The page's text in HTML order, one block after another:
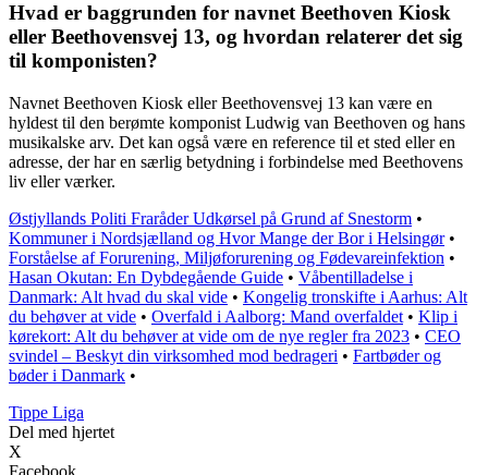
Hvad er baggrunden for navnet Beethoven Kiosk
eller Beethovensvej 13, og hvordan relaterer det sig
til komponisten?
Navnet Beethoven Kiosk eller Beethovensvej 13 kan være en
hyldest til den berømte komponist Ludwig van Beethoven og hans
musikalske arv. Det kan også være en reference til et sted eller en
adresse, der har en særlig betydning i forbindelse med Beethovens
liv eller værker.
Østjyllands Politi Fraråder Udkørsel på Grund af Snestorm •
Kommuner i Nordsjælland og Hvor Mange der Bor i Helsingør•
Forståelse af Forurening, Miljøforurening og Fødevareinfektion •
Hasan Okutan: En Dybdegående Guide • Våbentilladelse i
Danmark: Alt hvad du skal vide • Kongelig tronskifte i Aarhus: Alt
du behøver at vide • Overfald i Aalborg: Mand overfaldet • Klip i
kørekort: Alt du behøver at vide om de nye regler fra 2023 • CEO
svindel – Beskyt din virksomhed mod bedrageri • Fartbøder og
bøder i Danmark •
Tippe Liga
Del med hjertet
X
Facebook